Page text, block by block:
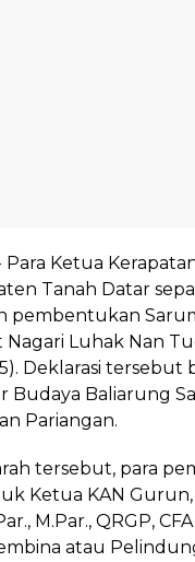
Para Ketua
Tanah Datar
pembentukan
Nagari Luhak Nan
Deklarasi
Budaya Baliarung
Pariangan.
tersebut, para
Ketua KAN
M.Par., QRGP,
atau